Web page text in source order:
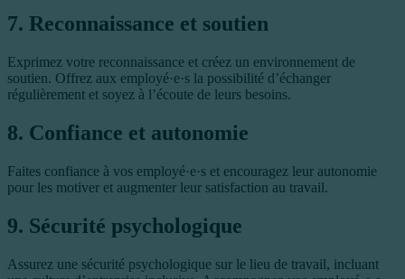
7. Reconnaissance et soutien
Exprimez votre reconnaissance et créez un environnement de
soutien. Offrez aux employé·e·s la possibilité d’échanger
régulièrement et soyez à l’écoute de leurs besoins.
8. Confiance et autonomie
Faites confiance à vos employé·e·s et encouragez leur autonomie
pour les motiver et augmenter leur satisfaction au travail.
9. Sécurité psychologique
Assurez une sécurité psychologique sur le lieu de travail, incluant